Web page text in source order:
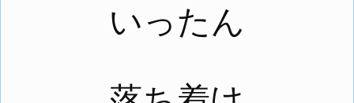
いったん